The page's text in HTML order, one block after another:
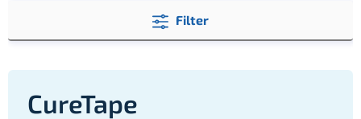
Filter
CureTape